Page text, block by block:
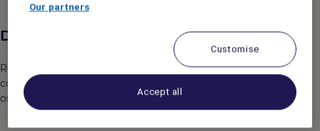
Descrição da vaga
Realizar a limpeza e a organização dos apartamentos,
corredores e copas sob sua responsabilidade, garantindo
os padrões de excelência requeridos pela marca.
Our partners
Customise
Accept all